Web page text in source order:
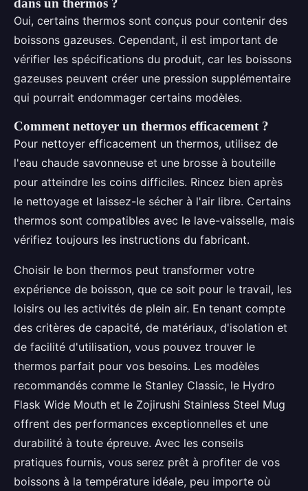
dans un thermos ?
Oui, certains thermos sont conçus pour contenir des
boissons gazeuses. Cependant, il est important de
vérifier les spécifications du produit, car les boissons
gazeuses peuvent créer une pression supplémentaire
qui pourrait endommager certains modèles.
Comment nettoyer un thermos efficacement ?
Pour nettoyer efficacement un thermos, utilisez de
l'eau chaude savonneuse et une brosse à bouteille
pour atteindre les coins difficiles. Rincez bien après
le nettoyage et laissez-le sécher à l'air libre. Certains
thermos sont compatibles avec le lave-vaisselle, mais
vérifiez toujours les instructions du fabricant.
Choisir le bon thermos peut transformer votre
expérience de boisson, que ce soit pour le travail, les
loisirs ou les activités de plein air. En tenant compte
des critères de capacité, de matériaux, d'isolation et
de facilité d'utilisation, vous pouvez trouver le
thermos parfait pour vos besoins. Les modèles
recommandés comme le Stanley Classic, le Hydro
Flask Wide Mouth et le Zojirushi Stainless Steel Mug
offrent des performances exceptionnelles et une
durabilité à toute épreuve. Avec les conseils
pratiques fournis, vous serez prêt à profiter de vos
boissons à la température idéale, peu importe où